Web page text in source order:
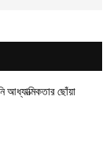
আধ্যাত্মিকতার ছোঁয়া